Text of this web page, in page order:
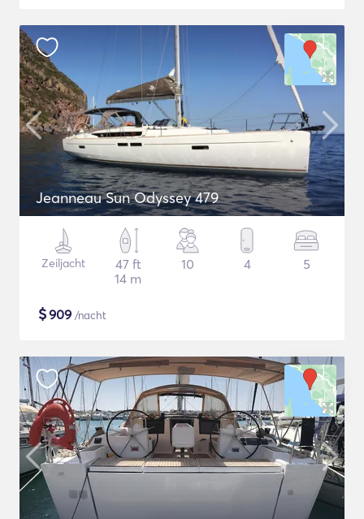
Jeanneau Sun Odyssey 479
Zeiljacht
47 ft
14 m
10 4 5
$909 /nacht